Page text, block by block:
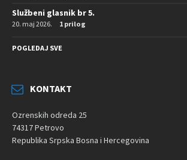
Službeni glasnik br 5.
20. maj 2026. 1 prilog
POGLEDAJ SVE
KONTAKT
Ozrenskih odreda 25
74317 Petrovo
Republika Srpska Bosna i Hercegovina